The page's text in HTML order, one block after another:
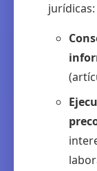
jurídicas: